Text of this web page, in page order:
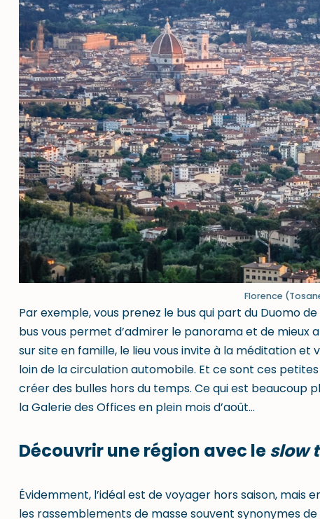
Florence
Par exemple, vous prenez le bus qui part du Duomo
bus vous permet d’admirer le panorama et de mieux
sur site en famille, le lieu vous invite à la méditationet
loin de la circulation automobile. Et ce sont ces
créer des bulles hors du temps. Ce qui est beaucoup
la Galerie des Offices en plein mois d’août…
Découvrir une région avec leslow
Évidemment, l’idéal est de voyager hors saison,
les rassemblements de masse souvent synonymes